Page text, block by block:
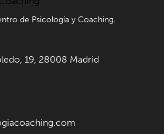
de Psicología y Coaching.
19, 28008 Madrid